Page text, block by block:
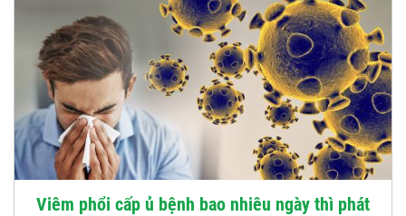
Viêm phổi cấp ủ bệnh bao nhiêu ngày thì phát